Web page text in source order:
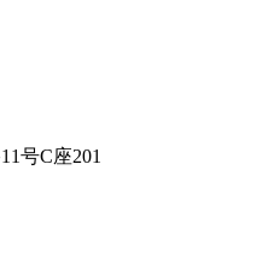
号C座201